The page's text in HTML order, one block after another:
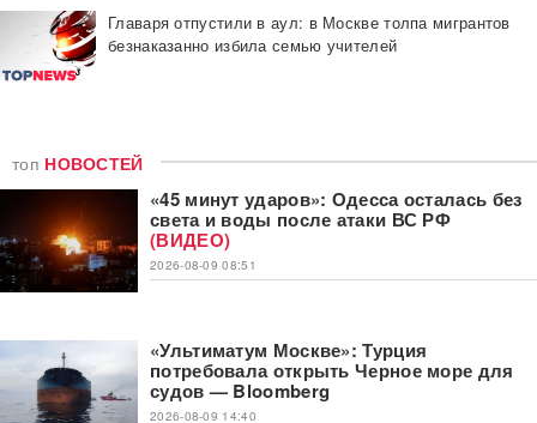
Главаря отпустили в аул: в Москве толпа мигрантов
безнаказанно избила семью учителей
топ НОВОСТЕЙ
«45 минут ударов»: Одесса осталась без
света и воды после атаки ВС РФ
(ВИДЕО)
2026-08-09 08:51
«Ультиматум Москве»: Турция
потребовала открыть Черное море для
судов — Bloomberg
2026-08-09 14:40